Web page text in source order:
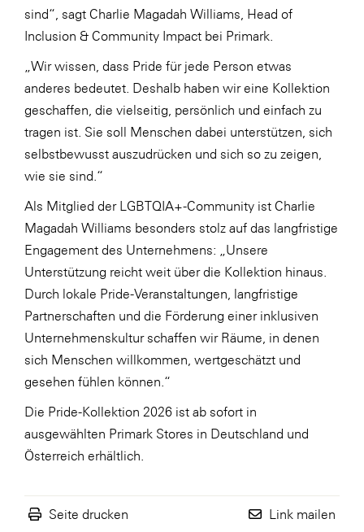
TAG GmbH
VALETTA
Verband Druck Medien Österreich
Wirtschaftskammer Salzburg
WKS Fachgruppe Fahrzeughandel und
Fahrzeugtechnik
WK UBIT
Zühlke
Media
sind“, sagt Charlie Magadah Williams, Head of
Inclusion & Community Impact bei Primark.
„Wir wissen, dass Pride für jede Person etwas
anderes bedeutet. Deshalb haben wir eine Kollektion
geschaffen, die vielseitig, persönlich und einfach zu
tragen ist. Sie soll Menschen dabei unterstützen, sich
selbstbewusst auszudrücken und sich so zu zeigen,
wie sie sind.“
Als Mitglied der LGBTQIA+-Community ist Charlie
Magadah Williams besonders stolz auf das langfristige
Engagement des Unternehmens: „Unsere
Unterstützung reicht weit über die Kollektion hinaus.
Durch lokale Pride-Veranstaltungen, langfristige
Partnerschaften und die Förderung einer inklusiven
Unternehmenskultur schaffen wir Räume, in denen
sich Menschen willkommen, wertgeschätzt und
gesehen fühlen können.“
Die Pride-Kollektion 2026 ist ab sofort in
ausgewählten Primark Stores in Deutschland und
Österreich erhältlich.
Seite drucken Link mailen